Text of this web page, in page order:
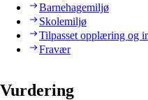
Barnehagemiljø
Skolemiljø
Tilpasset opplæring og
Fravær
Vurdering